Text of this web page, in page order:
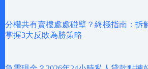
分權共有賣樓處處碰壁？終極指南：拆
掌握3大反敗為勝策略